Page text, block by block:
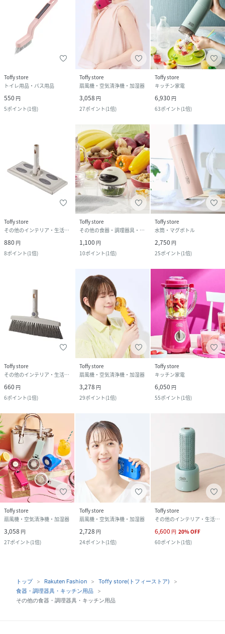
Toffy store
トイレ用品・バス用品
550 円
5ポイント(1倍)
Toffy store
扇風機・空気清浄機・加湿器
3,058 円
27ポイント(1倍)
Toffy store
キッチン家電
6,930 円
63ポイント(1倍)
Toffy store
その他のインテリア・生活雑貨
880 円
8ポイント(1倍)
Toffy store
その他の食器・調理器具・キッチン用品
1,100 円
10ポイント(1倍)
Toffy store
水筒・マグボトル
2,750 円
25ポイント(1倍)
Toffy store
その他のインテリア・生活雑貨
660 円
6ポイント(1倍)
Toffy store
扇風機・空気清浄機・加湿器
3,278 円
29ポイント(1倍)
Toffy store
キッチン家電
6,050 円
55ポイント(1倍)
Toffy store
扇風機・空気清浄機・加湿器
3,058 円
27ポイント(1倍)
Toffy store
扇風機・空気清浄機・加湿器
2,728 円
24ポイント(1倍)
Toffy store
その他のインテリア・生活雑貨
6,600 円 20%OFF
60ポイント(1倍)
トップ Rakuten Fashion
Toffy store(トフィーストア)
食器・調理器具・キッチン用品
その他の食器・調理器具・キッチン用品